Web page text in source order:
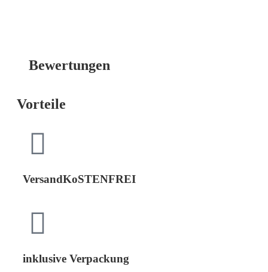
Bewertungen
Vorteile
VersandKoSTENFREI
inklusive Verpackung